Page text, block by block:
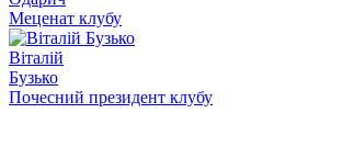
Меценат клубу
Віталій
Бузько
Почесний президент клубу